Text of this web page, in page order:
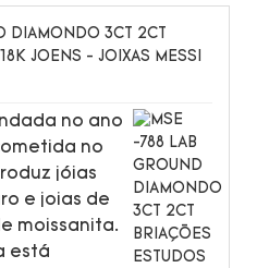
no ano
no
jóias
e joias de
moissanita.
está